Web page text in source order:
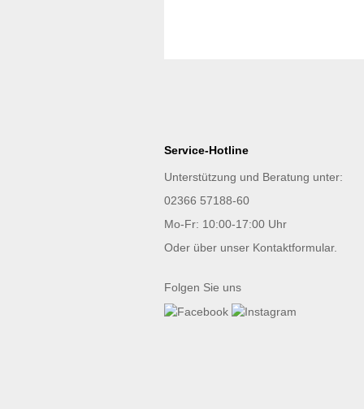
Service-Hotline
Unterstützung und Beratung unter:
02366 57188-60
Mo-Fr: 10:00-17:00 Uhr
Oder über unser Kontaktformular.
Folgen Sie uns